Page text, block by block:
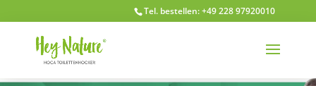
Tel. bestellen: +49 228 97920010